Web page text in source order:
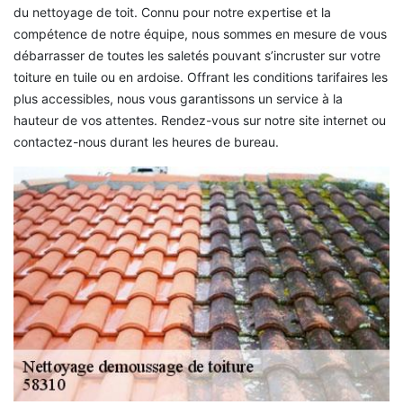
du nettoyage de toit. Connu pour notre expertise et la
compétence de notre équipe, nous sommes en mesure de vous
débarrasser de toutes les saletés pouvant s’incruster sur votre
toiture en tuile ou en ardoise. Offrant les conditions tarifaires les
plus accessibles, nous vous garantissons un service à la
hauteur de vos attentes. Rendez-vous sur notre site internet ou
contactez-nous durant les heures de bureau.